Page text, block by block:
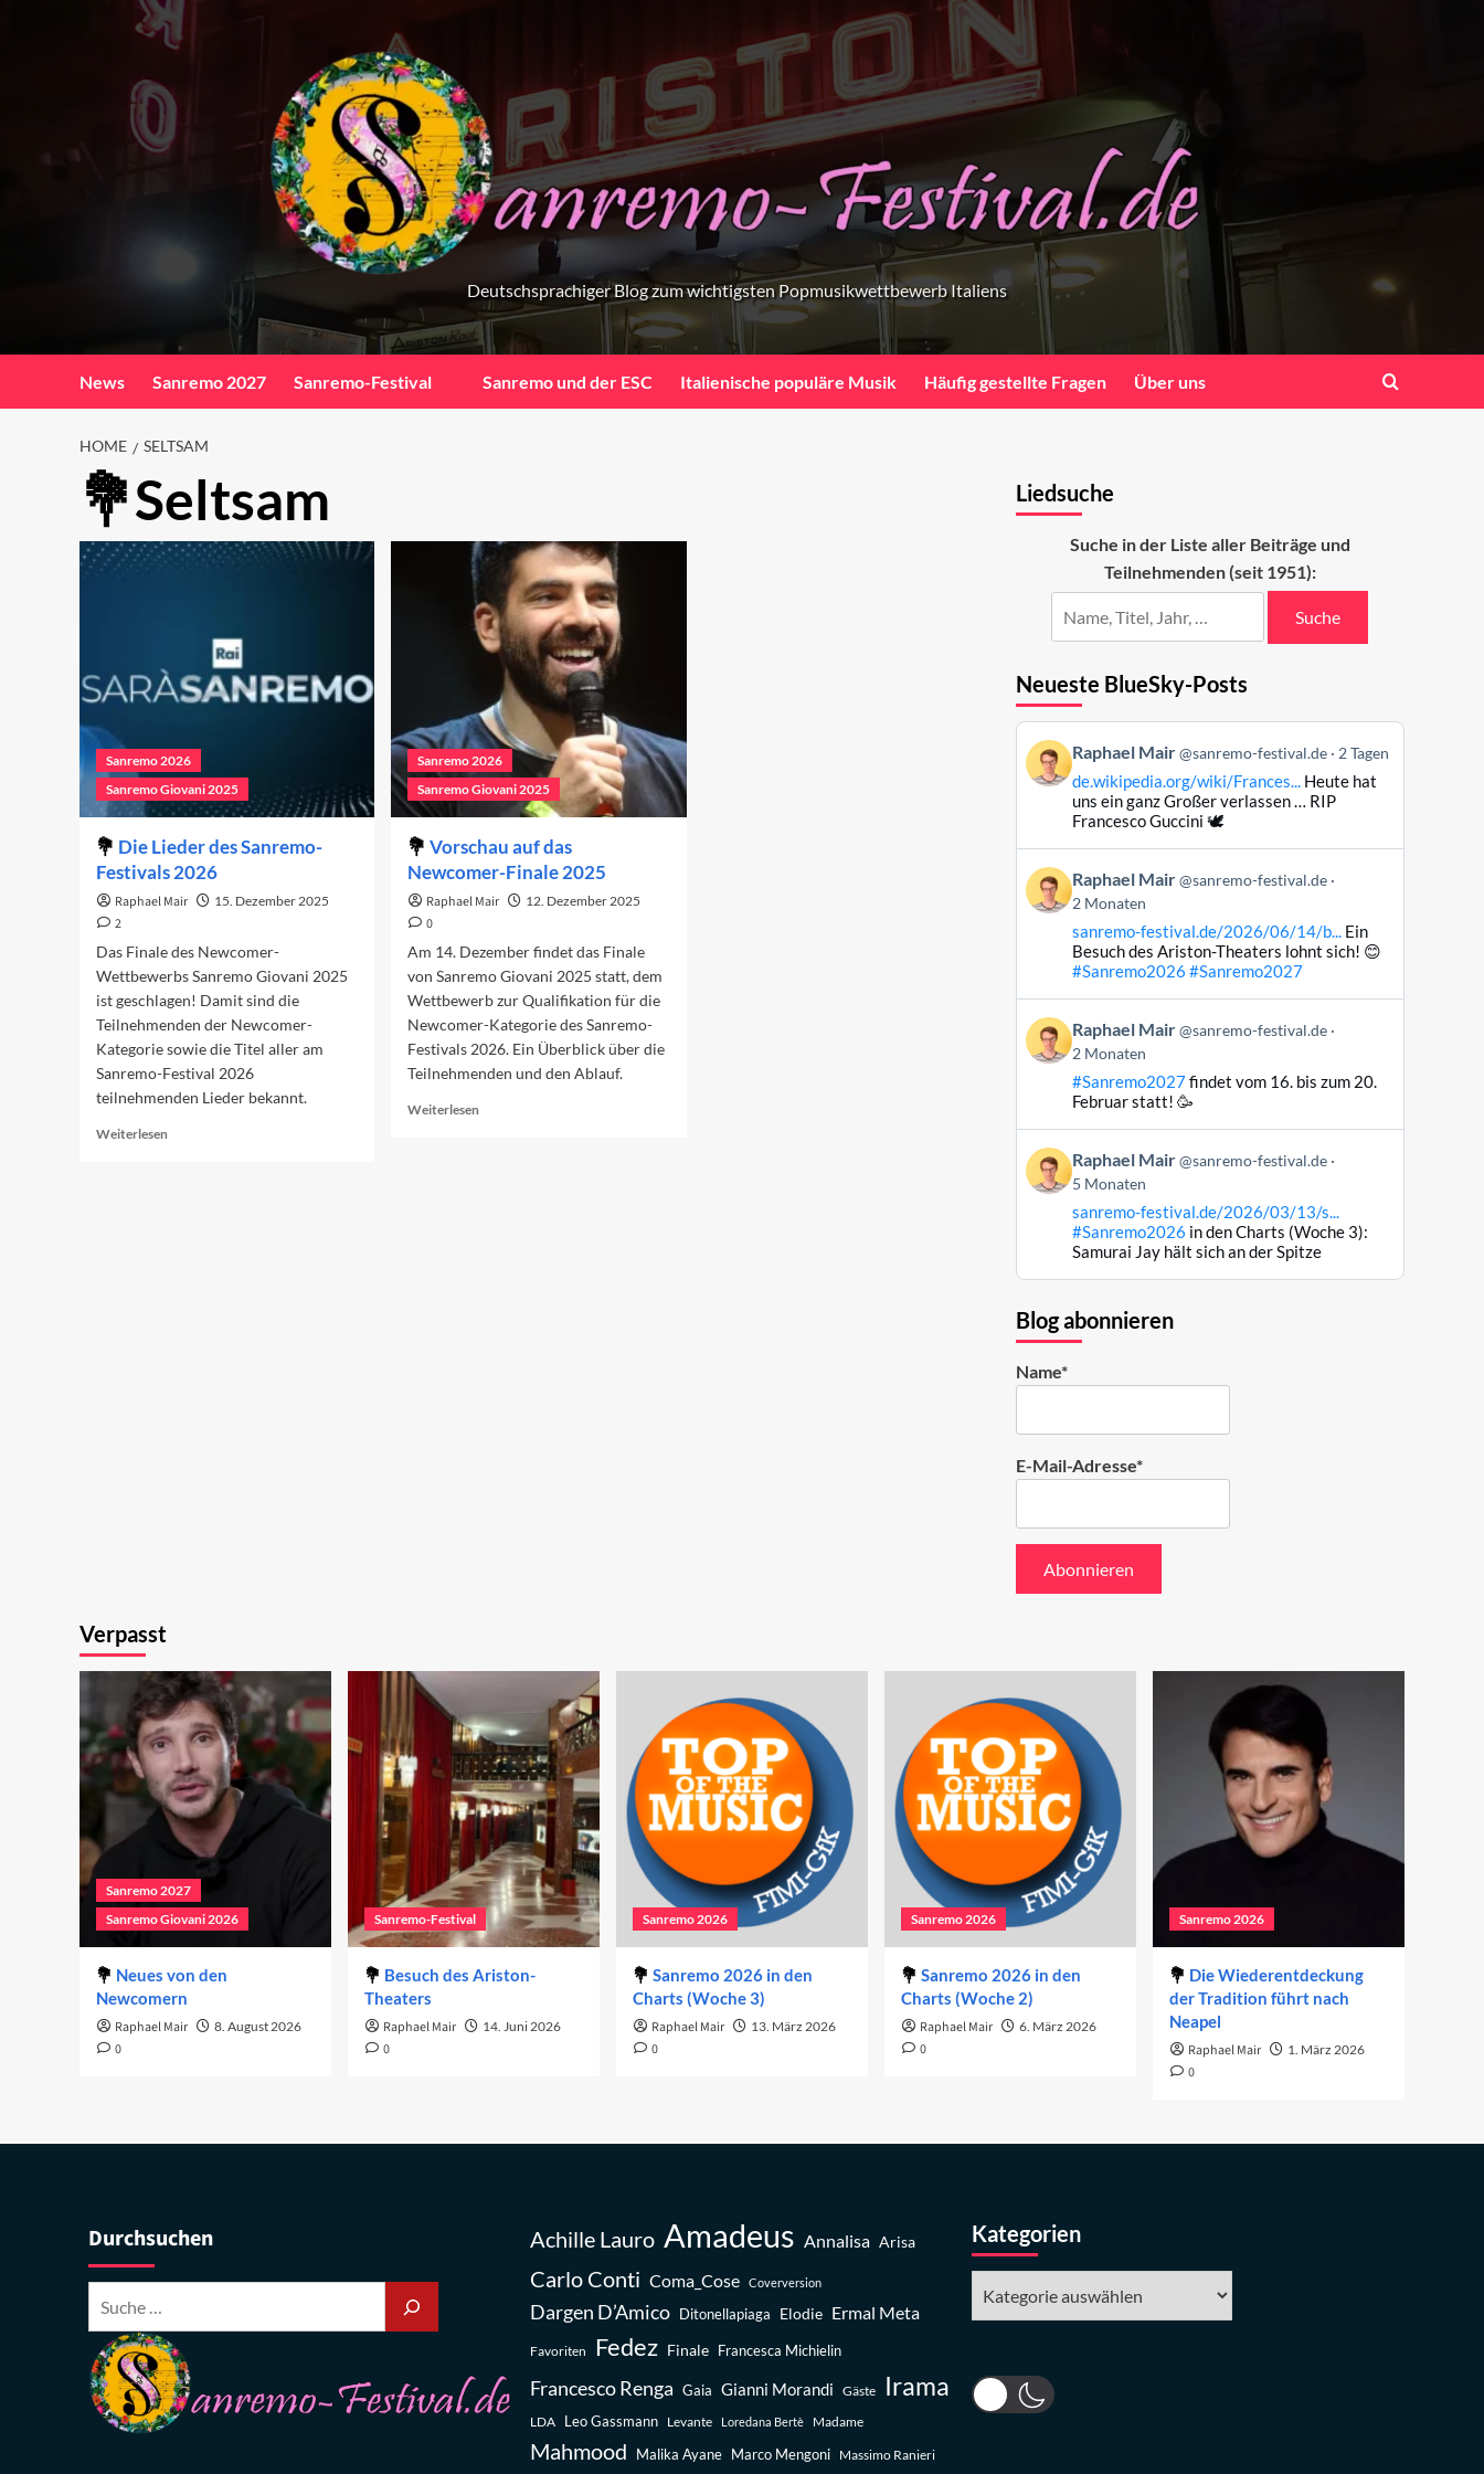
Deutschsprachiger Blog zum wichtigsten Popmusikwettbewerb Italiens
News Sanremo 2027 Sanremo-Festival Sanremo und der ESC Italienische populäre Musik Häufig gestellte Fragen Über uns
HOME SELTSAM
Seltsam
Sanremo 2026
Sanremo Giovani 2025
Die Lieder des Sanremo-
Festivals 2026
Raphael Mair 15. Dezember 2025
2
Das Finale des Newcomer-
Wettbewerbs Sanremo Giovani 2025
ist geschlagen! Damit sind die
Teilnehmenden der Newcomer-
Kategorie sowie die Titel aller am
Sanremo-Festival 2026
teilnehmenden Lieder bekannt.
Weiterlesen
Sanremo 2026
Sanremo Giovani 2025
Vorschau auf das
Newcomer-Finale 2025
Raphael Mair 12. Dezember 2025
0
Am 14. Dezember findet das Finale
von Sanremo Giovani 2025 statt, dem
Wettbewerb zur Qualifikation für die
Newcomer-Kategorie des Sanremo-
Festivals 2026. Ein Überblick über die
Teilnehmenden und den Ablauf.
Weiterlesen
Liedsuche
Suche in der Liste aller Beiträge und
Teilnehmenden (seit 1951):
Suche
Neueste BlueSky-Posts
Beitrag
von
Raphael
ansehen
Raphael Mair @sanremo-festival.de 2 Tagen
de.wikipedia.org/wiki/Frances...Heute hat
uns ein ganz Großer verlassen … RIP
Francesco Guccini 🕊️
Beitrag
von
Raphael
Raphael Mair @sanremo-festival.de
2 Monaten
sanremo-festival.de/2026/06/14/b...Ein
Besuch des Ariston-Theaters lohnt sich! 😊
#Sanremo2026 #Sanremo2027
Beitrag
von
Raphael
Bluesky
ansehen
Raphael Mair @sanremo-festival.de
2 Monaten
#Sanremo2027findet vom 16. bis zum 20.
Februar statt! 🥳
Beitrag
von
Raphael
Raphael Mair @sanremo-festival.de
5 Monaten
sanremo-festival.de/2026/03/13/s...
#Sanremo2026 in den Charts (Woche 3):
Samurai Jay hält sich an der Spitze
Blog abonnieren
Name*
E-Mail-Adresse*
Verpasst
Sanremo 2027
Sanremo Giovani 2026
Neues von den
Newcomern
Raphael Mair 8. August 2026
0
Sanremo-Festival
Besuch des Ariston-
Theaters
Raphael Mair 14. Juni 2026
0
Sanremo 2026
Sanremo 2026 in den
Charts (Woche 3)
Raphael Mair 13. März 2026
0
Sanremo 2026
Sanremo 2026 in den
Charts (Woche 2)
Raphael Mair 6. März 2026
0
Sanremo 2026
Die Wiederentdeckung
der Tradition führt nach
Neapel
Raphael Mair 1. März 2026
0
Durchsuchen Achille Lauro Amadeus Annalisa Arisa
Carlo Conti Coma_Cose Coverversion
Dargen D’Amico Ditonellapiaga Elodie Ermal Meta
Favoriten Fedez Finale Francesca Michielin
Francesco Renga Gaia Gianni Morandi Gäste Irama
LDA Leo Gassmann Levante Loredana Bertè Madame
Mahmood Malika Ayane Marco Mengoni Massimo Ranieri
Kategorien